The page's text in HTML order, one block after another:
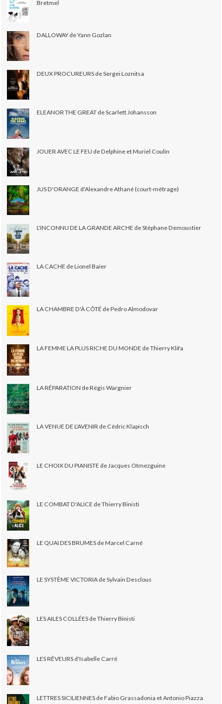
Bretmel
DALLOWAY de Yann Gozlan
DEUX PROCUREURS de Sergei Loznitsa
ELEANOR THE GREAT de Scarlett Johansson
JOUER AVEC LE FEU de Delphine et Muriel Coulin
JUS D'ORANGE d'Alexandre Athané (court-métrage)
L'INCONNU DE LA GRANDE ARCHE de Stéphane Demoustier
LA CACHE de Lionel Baier
LA CHAMBRE D'À CÔTÉ de Pedro Almodovar
LA FEMME LA PLUS RICHE DU MONDE de Thierry Klifa
LA RÉPARATION de Régis Wargnier
LA VENUE DE L'AVENIR de Cédric Klapisch
LE CHOIX DU PIANISTE de Jacques Otmezguine
LE COMBAT D'ALICE de Thierry Binisti
LE QUAI DES BRUMES de Marcel Carné
LE SYSTÈME VICTORIA de Sylvain Desclous
LES AILES COLLÉES de Thierry Binisti
LES RÊVEURS d'Isabelle Carré
LETTRES SICILIENNES de Fabio Grassadonia et Antonio Piazza